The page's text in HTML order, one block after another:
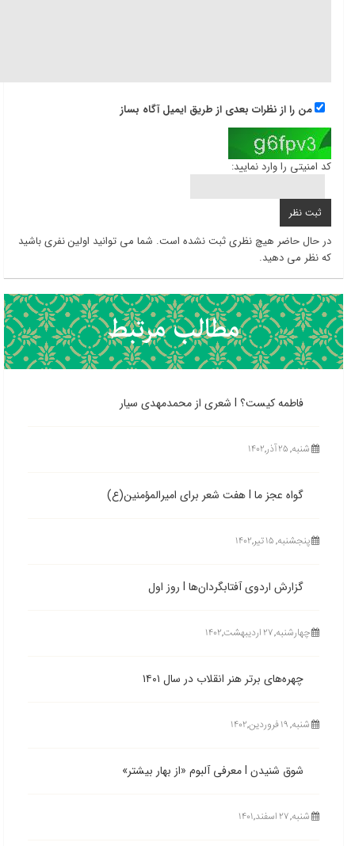
من را از نظرات بعدی از طریق ایمیل آگاه بساز
کد امنیتی را وارد نمایید:
در حال حاضر هیچ نظری ثبت نشده است. شما می توانید اولین نفری باشید
که نظر می دهید.
فاطمه کیست؟ l شعری از محمدمهدی سیار
شنبه, ۲۵ آذر,۱۴۰۲
گواه عجز ما l هفت شعر برای امیرالمؤمنین(ع)
پنجشنبه, ۱۵ تیر,۱۴۰۲
گزارش اردوی آفتابگردان‌ها l روز اول
چهارشنبه, ۲۷ اردیبهشت,۱۴۰۲
چهره‌های برتر هنر انقلاب در سال ۱۴۰۱
شنبه, ۱۹ فروردین,۱۴۰۲
شوق شنیدن l معرفی آلبوم «از بهار بیشتر»
شنبه, ۲۷ اسفند,۱۴۰۱